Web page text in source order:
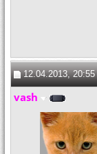
12.04.2013, 20:55
vash